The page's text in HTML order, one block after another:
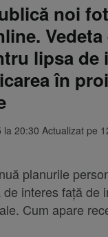
noi
Vedeta
lipsa de
în
20:30 Actualizat pe
planurile
interes față de
Cum apare